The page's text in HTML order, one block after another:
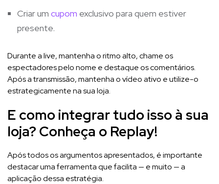
Criar um cupom exclusivo para quem estiver
presente.
Durante a live, mantenha o ritmo alto, chame os
espectadores pelo nome e destaque os comentários.
Após a transmissão, mantenha o vídeo ativo e utilize-o
estrategicamente na sua loja.
E como integrar tudo isso à sua
loja? Conheça o Replay!
Após todos os argumentos apresentados, é importante
destacar uma ferramenta que facilita — e muito — a
aplicação dessa estratégia.